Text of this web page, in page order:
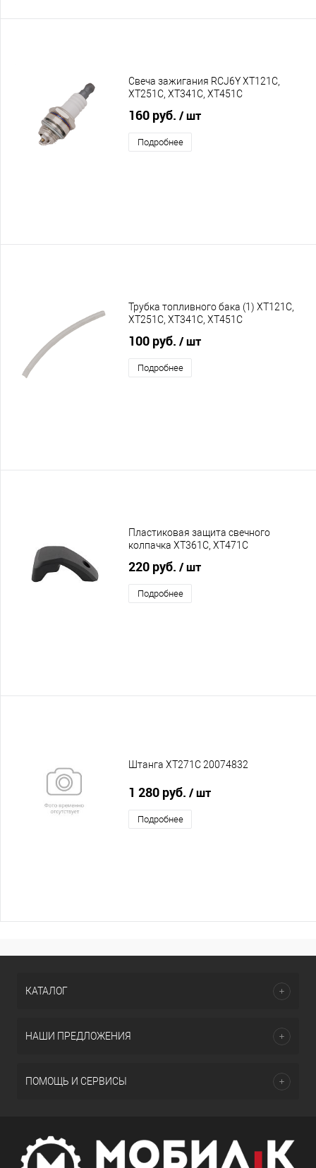
Свеча зажигания RCJ6Y XT121C,
XT251C, XT341C, XT451C
160 руб. / шт
Подробнее
Трубка топливного бака (1) XT121C,
XT251C, XT341C, XT451C
100 руб. / шт
Подробнее
Пластиковая защита свечного
колпачка XT361C, XT471C
220 руб. / шт
Подробнее
Штанга XT271C 20074832
1 280 руб. / шт
Подробнее
КАТАЛОГ
НАШИ ПРЕДЛОЖЕНИЯ
ПОМОЩЬ И СЕРВИСЫ